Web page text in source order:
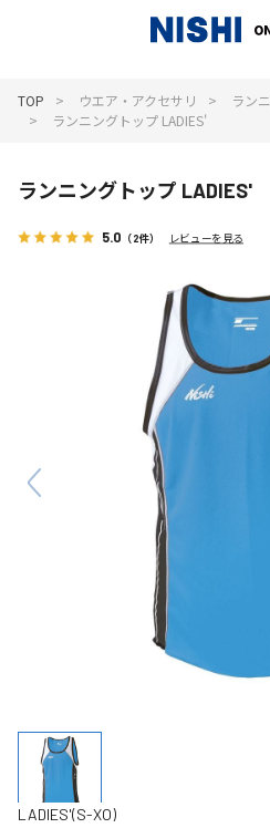
TOP ウエア・アクセサリ
ラン
ランニングトップ LADIES'
ランニングトップ LADIES'
5.0 （2件） レビューを見る
LADIES'(S-XO)